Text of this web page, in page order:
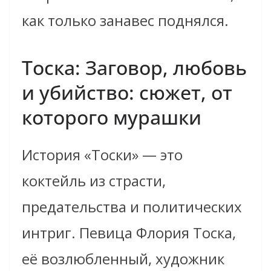
как только занавес поднялся.
Тоска: Заговор, любовь
и убийство: сюжет, от
которого мурашки
История «Тоски» — это
коктейль из страсти,
предательства и политических
интриг. Певица Флория Тоска,
её возлюбленный, художник